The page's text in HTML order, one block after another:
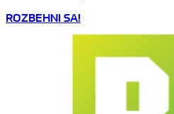
ROZBEHNI SA!